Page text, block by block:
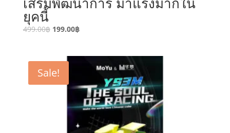
ยุคนี้
499.00฿ 199.00฿
Sale!